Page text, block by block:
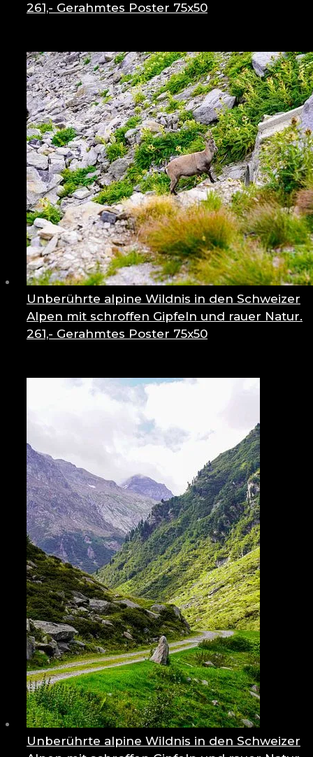
261,- Gerahmtes Poster 75x50
Unberührte alpine Wildnis in den Schweizer
Alpen mit schroffen Gipfeln und rauer Natur.
261,- Gerahmtes Poster 75x50
Unberührte alpine Wildnis in den Schweizer